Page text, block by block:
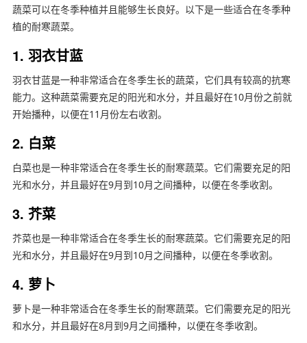
蔬菜可以在冬季种植并且能够生长良好。以下是一些适合在冬季种
植的耐寒蔬菜。
1. 羽衣甘蓝
羽衣甘蓝是一种非常适合在冬季生长的蔬菜，它们具有较高的抗寒
能力。这种蔬菜需要充足的阳光和水分，并且最好在10月份之前就
开始播种，以便在11月份左右收割。
2. 白菜
白菜也是一种非常适合在冬季生长的耐寒蔬菜。它们需要充足的阳
光和水分，并且最好在9月到10月之间播种，以便在冬季收割。
3. 芥菜
芥菜也是一种非常适合在冬季生长的耐寒蔬菜。它们需要充足的阳
光和水分，并且最好在9月到10月之间播种，以便在冬季收割。
4. 萝卜
萝卜是一种非常适合在冬季生长的耐寒蔬菜。它们需要充足的阳光
和水分，并且最好在8月到9月之间播种，以便在冬季收割。